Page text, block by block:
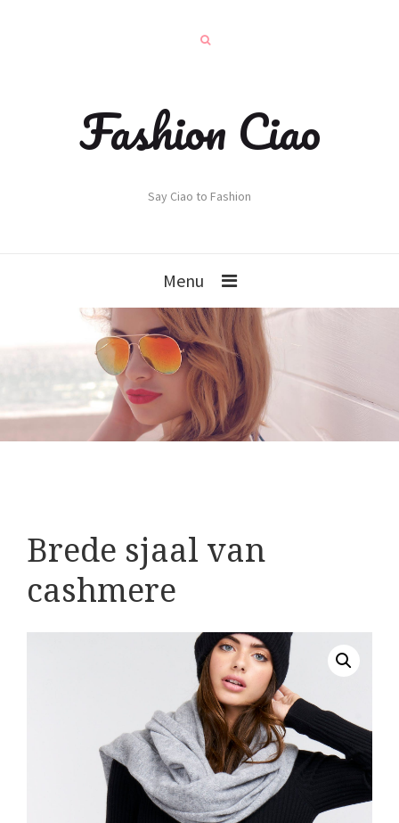
Fashion Ciao
Say Ciao to Fashion
Menu
Brede sjaal van
cashmere